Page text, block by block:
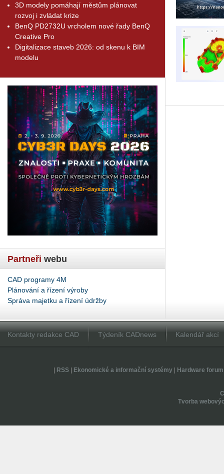
3D modely pomáhají městům plánovat
rozvoj i zvládat krize
BenQ PD2732U vrcholem nové řady BenQ
Creative Pro
Digitalizace staveb 2026: od skenu k BIM
modelu
Partneři webu
CAD programy 4M
Plánování a řízení výroby
Správa majetku a řízení údržby
Kontakty redakce CAD Týdeník CADnews Kalendář akcí
RSS| Ekonomické a informační systémy| Hardware forum
Tvorba